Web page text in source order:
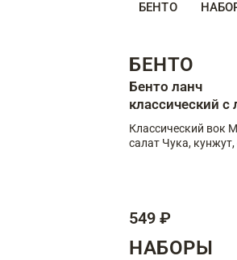
БЕНТО
БЕНТО
Бенто ланч
классический с
Классический вок
салат Чука,
549 ₽
НАБОРЫ